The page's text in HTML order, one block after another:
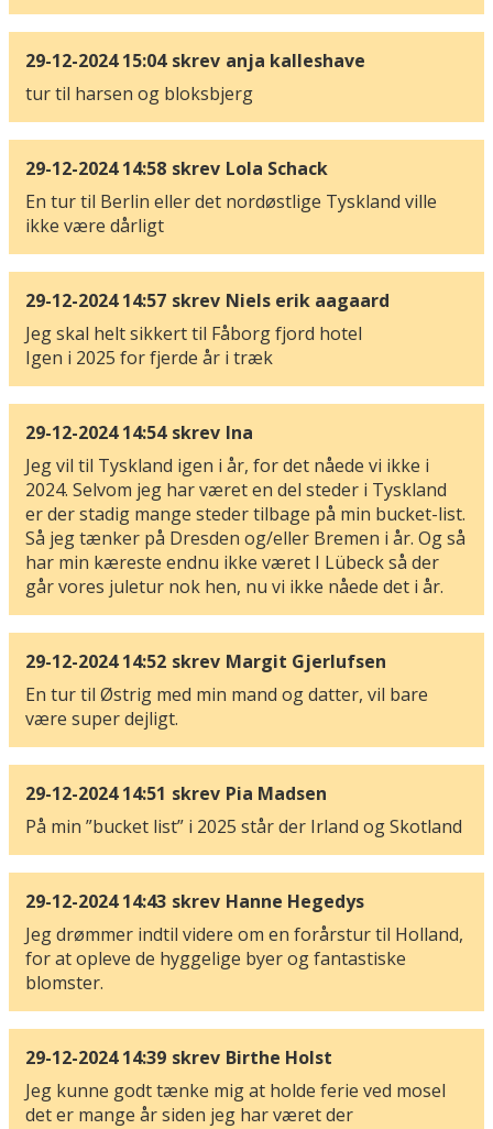
29-12-2024 15:04 skrev anja kalleshave
tur til harsen og bloksbjerg
29-12-2024 14:58 skrev Lola Schack
En tur til Berlin eller det nordøstlige Tyskland ville
ikke være dårligt
29-12-2024 14:57 skrev Niels erik aagaard
Jeg skal helt sikkert til Fåborg fjord hotel
Igen i 2025 for fjerde år i træk
29-12-2024 14:54 skrev Ina
Jeg vil til Tyskland igen i år, for det nåede vi ikke i
2024. Selvom jeg har været en del steder i Tyskland
er der stadig mange steder tilbage på min bucket-list.
Så jeg tænker på Dresden og/eller Bremen i år. Og så
har min kæreste endnu ikke været I Lübeck så der
går vores juletur nok hen, nu vi ikke nåede det i år.
29-12-2024 14:52 skrev Margit Gjerlufsen
En tur til Østrig med min mand og datter, vil bare
være super dejligt.
29-12-2024 14:51 skrev Pia Madsen
På min ”bucket list” i 2025 står der Irland og Skotland
29-12-2024 14:43 skrev Hanne Hegedys
Jeg drømmer indtil videre om en forårstur til Holland,
for at opleve de hyggelige byer og fantastiske
blomster.
29-12-2024 14:39 skrev Birthe Holst
Jeg kunne godt tænke mig at holde ferie ved mosel
det er mange år siden jeg har været der